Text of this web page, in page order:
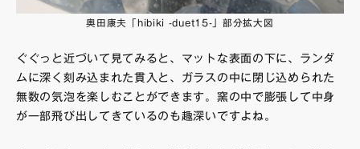
奥田康夫「hibiki -duet15-」部分拡大図
ぐぐっと近づいて見てみると、マットな表面の下に、ランダ
ムに深く刻み込まれた貫入と、ガラスの中に閉じ込められた
無数の気泡を楽しむことができます。窯の中で膨張して中身
が一部飛び出してきているのも趣深いですよね。